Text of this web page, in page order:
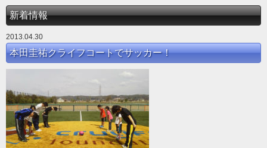
新着情報
2013.04.30
本田圭祐クライフコートでサッカー！